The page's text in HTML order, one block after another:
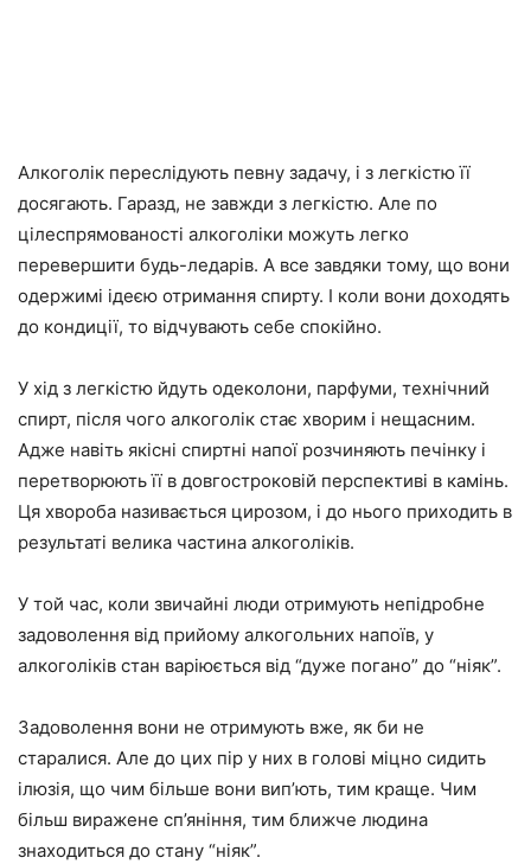
Алкоголік переслідують певну задачу, і з легкістю її
досягають. Гаразд, не завжди з легкістю. Але по
цілеспрямованості алкоголіки можуть легко
перевершити будь-ледарів. А все завдяки тому, що вони
одержимі ідеєю отримання спирту. І коли вони доходять
до кондиції, то відчувають себе спокійно.
У хід з легкістю йдуть одеколони, парфуми, технічний
спирт, після чого алкоголік стає хворим і нещасним.
Адже навіть якісні спиртні напої розчиняють печінку і
перетворюють її в довгостроковій перспективі в камінь.
Ця хвороба називається цирозом, і до нього приходить в
результаті велика частина алкоголіків.
У той час, коли звичайні люди отримують непідробне
задоволення від прийому алкогольних напоїв, у
алкоголіків стан варіюється від “дуже погано” до “ніяк”.
Задоволення вони не отримують вже, як би не
старалися. Але до цих пір у них в голові міцно сидить
ілюзія, що чим більше вони вип’ють, тим краще. Чим
більш виражене сп’яніння, тим ближче людина
знаходиться до стану “ніяк”.